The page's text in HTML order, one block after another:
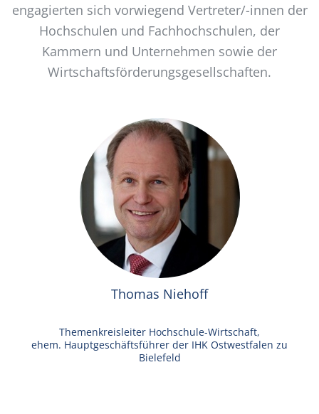
engagierten sich vorwiegend Vertreter/-innen der
Hochschulen und Fachhochschulen, der
Kammern und Unternehmen sowie der
Wirtschaftsförderungsgesellschaften.
Thomas Niehoff
Themenkreisleiter Hochschule-Wirtschaft,
ehem. Hauptgeschäftsführer der IHK Ostwestfalen zu
Bielefeld